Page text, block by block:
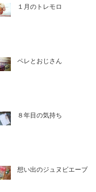
１月のトレモロ
ペレとおじさん
８年目の気持ち
想い出のジュヌビエーブ